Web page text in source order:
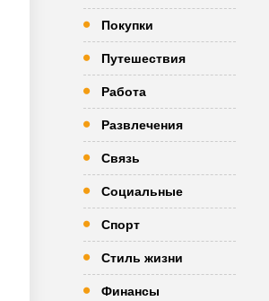
Покупки
Путешествия
Работа
Развлечения
Связь
Социальные
Спорт
Стиль жизни
Финансы